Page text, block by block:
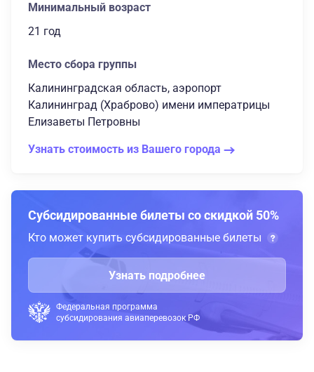
Минимальный возраст
21 год
Место сбора группы
Калининградская область, аэропорт
Калининград (Храброво) имени императрицы
Елизаветы Петровны
Узнать стоимость из Вашего города
Субсидированные билеты со скидкой 50%
Кто может купить субсидированные билеты
Узнать подробнее
Федеральная программа
субсидирования авиаперевозок РФ